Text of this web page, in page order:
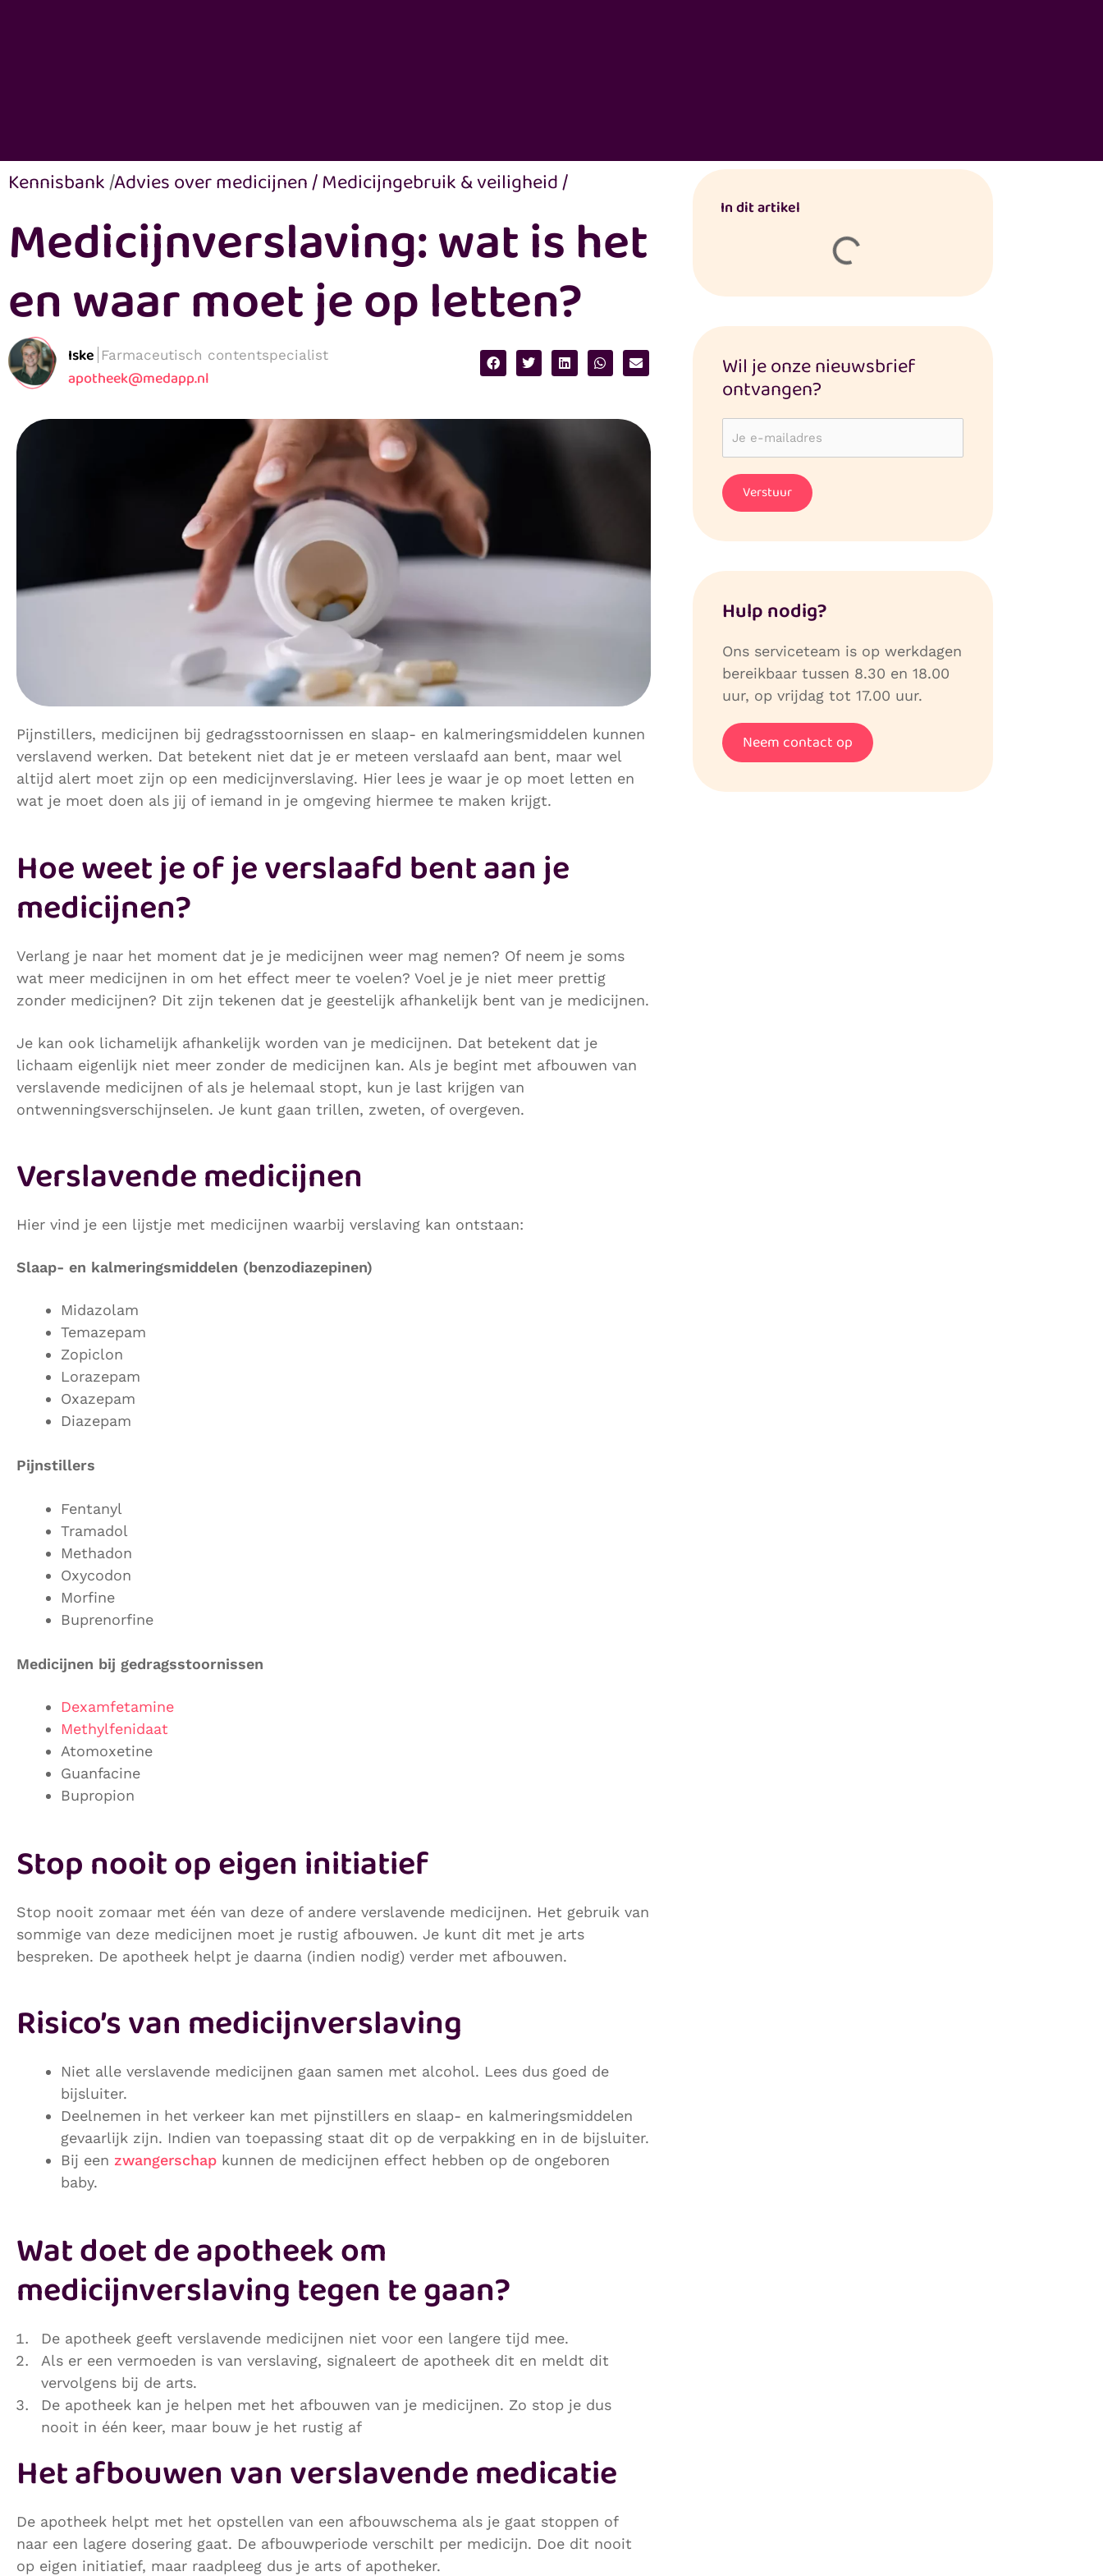
Kennisbank/Advies over medicijnen/Medicijngebruik & veiligheid/
Medicijnverslaving: wat is het
en waar moet je op letten?
Iske Farmaceutisch contentspecialist
apotheek@medapp.nl
Pijnstillers, medicijnen bij gedragsstoornissen en slaap- en kalmeringsmiddelen kunnen
verslavend werken. Dat betekent niet dat je er meteen verslaafd aan bent, maar wel
altijd alert moet zijn op een medicijnverslaving. Hier lees je waar je op moet letten en
wat je moet doen als jij of iemand in je omgeving hiermee te maken krijgt.
Hoe weet je of je verslaafd bent aan je
medicijnen?
Verlang je naar het moment dat je je medicijnen weer mag nemen? Of neem je soms
wat meer medicijnen in om het effect meer te voelen? Voel je je niet meer prettig
zonder medicijnen? Dit zijn tekenen dat je geestelijk afhankelijk bent van je medicijnen.
Je kan ook lichamelijk afhankelijk worden van je medicijnen. Dat betekent dat je
lichaam eigenlijk niet meer zonder de medicijnen kan. Als je begint met afbouwen van
verslavende medicijnen of als je helemaal stopt, kun je last krijgen van
ontwenningsverschijnselen. Je kunt gaan trillen, zweten, of overgeven.
Verslavende medicijnen
Hier vind je een lijstje met medicijnen waarbij verslaving kan ontstaan:
Slaap- en kalmeringsmiddelen (benzodiazepinen)
Midazolam
Temazepam
Zopiclon
Lorazepam
Oxazepam
Diazepam
Pijnstillers
Fentanyl
Tramadol
Methadon
Oxycodon
Morfine
Buprenorfine
Medicijnen bij gedragsstoornissen
Dexamfetamine
Methylfenidaat
Atomoxetine
Guanfacine
Bupropion
Stop nooit op eigen initiatief
Stop nooit zomaar met één van deze of andere verslavende medicijnen. Het gebruik van
sommige van deze medicijnen moet je rustig afbouwen. Je kunt dit met je arts
bespreken. De apotheek helpt je daarna (indien nodig) verder met afbouwen.
Risico’s van medicijnverslaving
Niet alle verslavende medicijnen gaan samen met alcohol. Lees dus goed de
bijsluiter.
Deelnemen in het verkeer kan met pijnstillers en slaap- en kalmeringsmiddelen
gevaarlijk zijn. Indien van toepassing staat dit op de verpakking en in de bijsluiter.
Bij een zwangerschap kunnen de medicijnen effect hebben op de ongeboren
baby.
Wat doet de apotheek om
medicijnverslaving tegen te gaan?
De apotheek geeft verslavende medicijnen niet voor een langere tijd mee.
Als er een vermoeden is van verslaving, signaleert de apotheek dit en meldt dit
vervolgens bij de arts.
De apotheek kan je helpen met het afbouwen van je medicijnen. Zo stop je dus
nooit in één keer, maar bouw je het rustig af
Het afbouwen van verslavende medicatie
De apotheek helpt met het opstellen van een afbouwschema als je gaat stoppen of
naar een lagere dosering gaat. De afbouwperiode verschilt per medicijn. Doe dit nooit
op eigen initiatief, maar raadpleeg dus je arts of apotheker.
In dit artikel
Wil je onze nieuwsbrief
ontvangen?
Hulp nodig?
Ons serviceteam is op werkdagen
bereikbaar tussen 8.30 en 18.00
uur, op vrijdag tot 17.00 uur.
Neem contact op